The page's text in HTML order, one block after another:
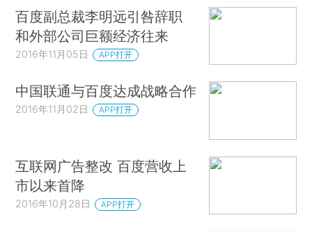
百度副总裁李明远引咎辞职
和外部公司巨额经济往来
2016年11月05日 APP打开
中国联通与百度达成战略合作
2016年11月02日 APP打开
互联网广告整改 百度营收上
市以来首降
2016年10月28日 APP打开